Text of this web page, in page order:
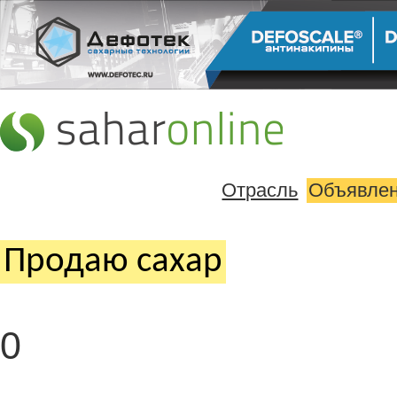
Отрасль
Продаю cахар
0